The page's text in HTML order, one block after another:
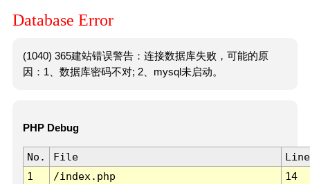
Database Error
(1040) 365建站错误警告：连接数据库失败，可能的原
因：1、数据库密码不对; 2、mysql未启动。
PHP Debug
No. File
Line
1
/index.php 14